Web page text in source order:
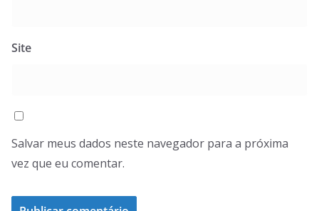
Site
Salvar meus dados neste navegador para a próxima
vez que eu comentar.